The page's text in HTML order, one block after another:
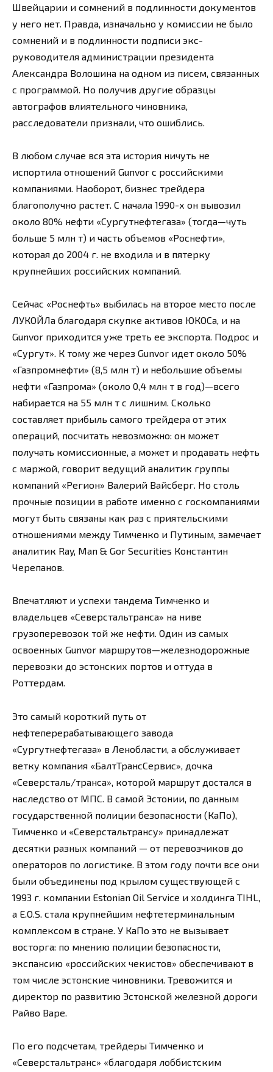
Швейцарии и сомнений в подлинности документов
у него нет. Правда, изначально у комиссии не было
сомнений и в подлинности подписи экс-
руководителя администрации президента
Александра Волошина на одном из писем, связанных
с программой. Но получив другие образцы
автографов влиятельного чиновника,
расследователи признали, что ошиблись.
В любом случае вся эта история ничуть не
испортила отношений Gunvor с российскими
компаниями. Наоборот, бизнес трейдера
благополучно растет. С начала 1990-х он вывозил
около 80% нефти «Сургутнефтегаза» (тогда—чуть
больше 5 млн т) и часть объемов «Роснефти»,
которая до 2004 г. не входила и в пятерку
крупнейших российских компаний.
Сейчас «Роснефть» выбилась на второе место после
ЛУКОЙЛа благодаря скупке активов ЮКОСа, и на
Gunvor приходится уже треть ее экспорта. Подрос и
«Сургут». К тому же через Gunvor идет около 50%
«Газпромнефти» (8,5 млн т) и небольшие объемы
нефти «Газпрома» (около 0,4 млн т в год)—всего
набирается на 55 млн т с лишним. Сколько
составляет прибыль самого трейдера от этих
операций, посчитать невозможно: он может
получать комиссионные, а может и продавать нефть
с маржой, говорит ведущий аналитик группы
компаний «Регион» Валерий Вайсберг. Но столь
прочные позиции в работе именно с госкомпаниями
могут быть связаны как раз с приятельскими
отношениями между Тимченко и Путиным, замечает
аналитик Ray, Man & Gor Securities Константин
Черепанов.
Впечатляют и успехи тандема Тимченко и
владельцев «Северстальтранса» на ниве
грузоперевозок той же нефти. Один из самых
освоенных Gunvor маршрутов—железнодорожные
перевозки до эстонских портов и оттуда в
Роттердам.
Это самый короткий путь от
нефтеперерабатывающего завода
«Сургутнефтегаза» в Ленобласти, а обслуживает
ветку компания «БалтТрансСервис», дочка
«Северсталь/транса», которой маршрут достался в
наследство от МПС. В самой Эстонии, по данным
государственной полиции безопасности (КаПо),
Тимченко и «Северстальтрансу» принадлежат
десятки разных компаний — от перевозчиков до
операторов по логистике. В этом году почти все они
были объединены под крылом существующей с
1993 г. компании Estonian Oil Service и холдинга TIHL,
a E.O.S. стала крупнейшим нефтетерминальным
комплексом в стране. У КаПо это не вызывает
восторга: по мнению полиции безопасности,
экспансию «российских чекистов» обеспечивают в
том числе эстонские чиновники. Тревожится и
директор по развитию Эстонской железной дороги
Райво Варе.
По его подсчетам, трейдеры Тимченко и
«Северстальтранс» «благодаря лоббистским